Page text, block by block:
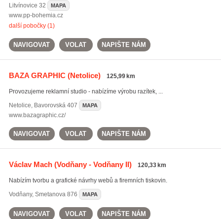
Litvínovice 32 MAPA
www.pp-bohemia.cz
další pobočky (1)
NAVIGOVAT VOLAT NAPIŠTE NÁM
BAZA GRAPHIC(Netolice) 125,99 km
Provozujeme reklamní studio - nabízíme výrobu razítek, ...
Netolice, Bavorovská 407 MAPA
www.bazagraphic.cz/
NAVIGOVAT VOLAT NAPIŠTE NÁM
Václav Mach(Vodňany - Vodňany II) 120,33 km
Nabízím tvorbu a grafické návrhy webů a firemních tiskovin.
Vodňany, Smetanova 876 MAPA
NAVIGOVAT VOLAT NAPIŠTE NÁM